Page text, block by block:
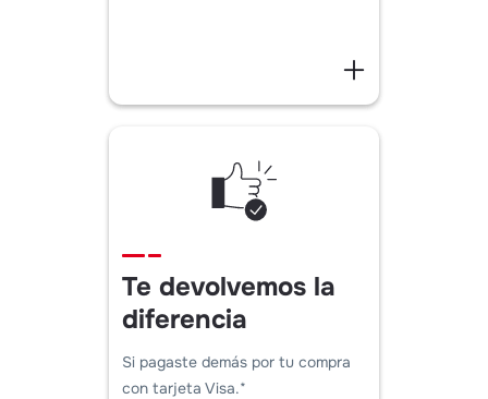
Te devolvemos la
diferencia
Si pagaste demás por tu compra
con tarjeta Visa.*